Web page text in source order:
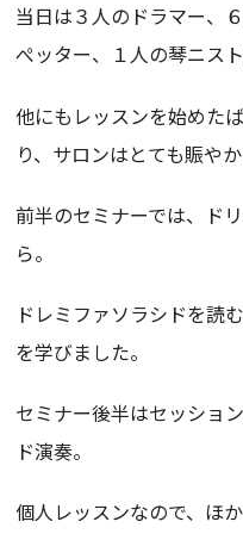
当日は３人のドラマー、
ぺッター、１人の琴ニス
他にもレッスンを始めた
り、サロンはとても賑や
前半のセミナーでは、ド
ら。
ドレミファソラシドを読
を学びました。
セミナー後半はセッショ
ド演奏。
個人レッスンなので、ほ